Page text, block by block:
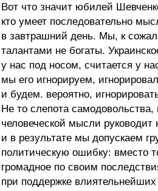
Вот что значит юбилей
кто умеет последовательно
в завтрашний день. Мы, к
талантами не богаты.
у нас под носом, считается у
мы его игнорируем,
и будем. вероятно,
Не то слепота самодовольства,
человеческой мысли
и в результате мы допускаем
политическую ошибку: вместо
громадное по своим
при поддержке влиятельнейших